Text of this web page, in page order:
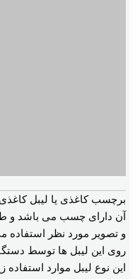
برچسب کاغذی یا لیبل
آن دارای چسب می باشد و
و تصویر مورد نظر استفاده
روی این لیبل ها توسط
این نوع لیبل موارد